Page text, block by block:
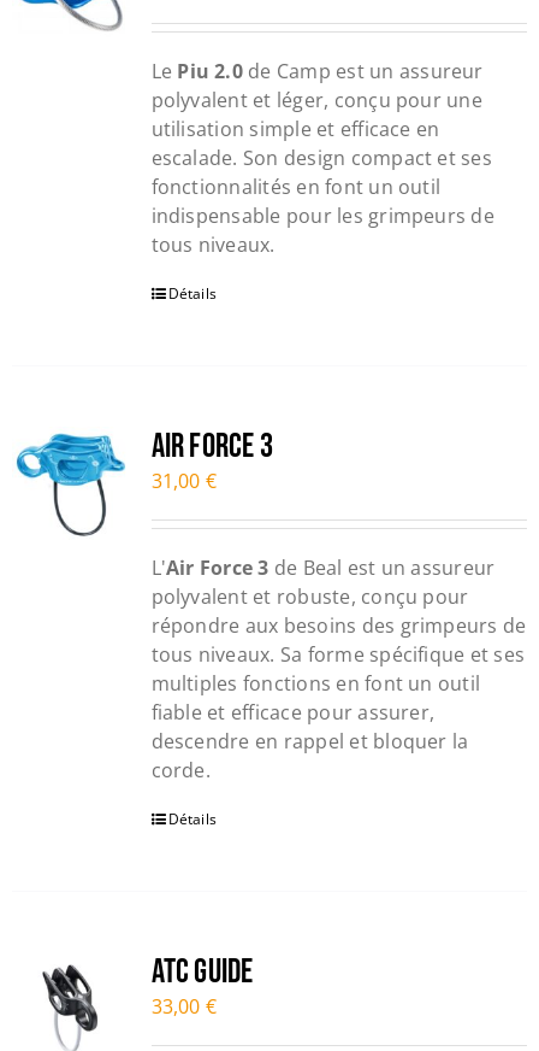
Le Piu 2.0de Camp est un assureur
polyvalent et léger, conçu pour une
utilisation simple et efficace en
escalade. Son design compact et ses
fonctionnalités en font un outil
indispensable pour les grimpeurs de
tous niveaux.
Détails
Air Force 3
31,00 €
L'Air Force 3 de Beal est un assureur
polyvalent et robuste, conçu pour
répondre aux besoins des grimpeurs de
tous niveaux. Sa forme spécifique et ses
multiples fonctions en font un outil
fiable et efficace pour assurer,
descendre en rappel et bloquer la
corde.
Détails
ATC Guide
33,00 €